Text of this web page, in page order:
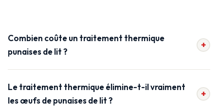
Combien coûte un traitement thermique
punaises de lit ?
+
Le traitement thermique élimine-t-il vraiment
les œufs de punaises de lit ?
+